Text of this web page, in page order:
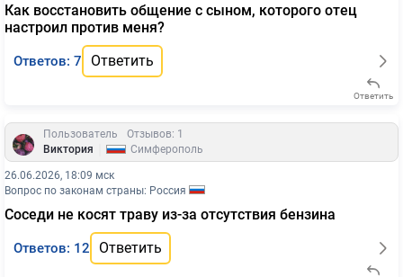
Как восстановить общение с сыном, которого отец
настроил против меня?
Ответов: 7 Ответить
Ответить
Пользователь
Отзывов: 1
Виктория
Симферополь
26.06.2026, 18:09 мск
Вопрос по законам страны: Россия
Соседи не косят траву из-за отсутствия бензина
Ответов: 12 Ответить